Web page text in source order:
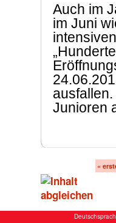
Auch im
im Juni
Junioren
«